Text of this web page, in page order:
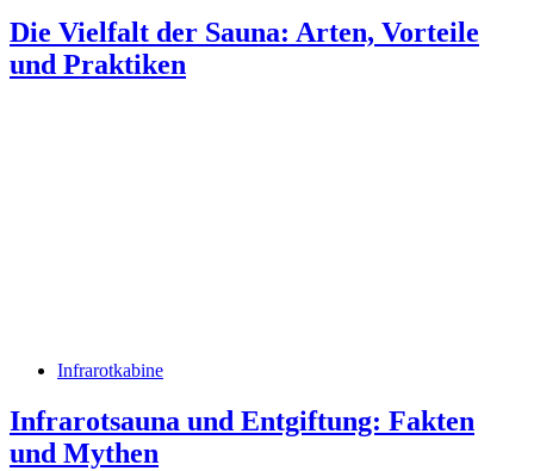
Die Vielfalt der Sauna: Arten, Vorteile
und Praktiken
Infrarotkabine
Infrarotsauna und Entgiftung: Fakten
und Mythen